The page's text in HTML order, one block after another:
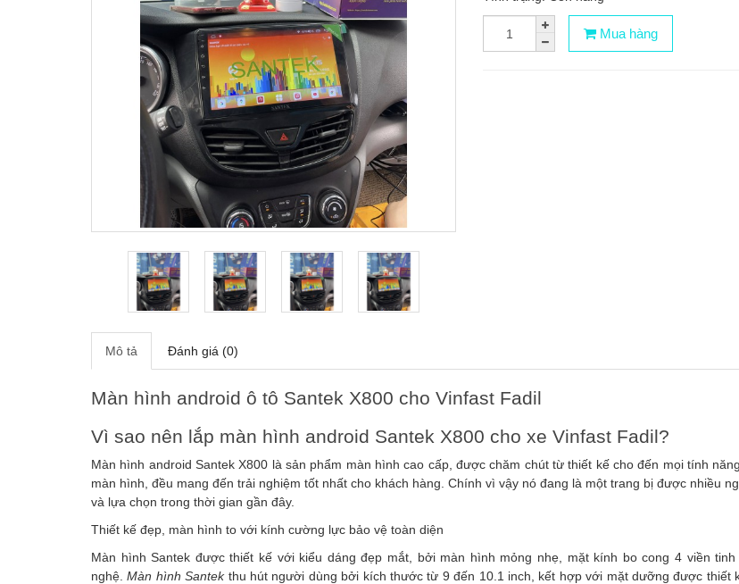
Mua hàng
Mô tả Đánh giá (0)
Màn hình android ô tô Santek X800 cho Vinfast Fadil
Vì sao nên lắp màn hình android Santek X800 cho xe Vinfast Fadil?
Màn hình android Santek X800 là sản phẩm màn hình cao cấp, được chăm chút từ thiết kế cho đến mọi tính
màn hình, đều mang đến trải nghiệm tốt nhất cho khách hàng. Chính vì vậy nó đang là một trang bị được nhiều
và lựa chọn trong thời gian gần đây.
Thiết kế đẹp, màn hình to với kính cường lực bảo vệ toàn diện
Màn hình Santek được thiết kế với kiểu dáng đẹp mắt, bởi màn hình mỏng nhẹ, mặt kính bo cong 4 viền
nghệ.Màn hình Santek thu hút người dùng bởi kích thước từ 9 đến 10.1 inch, kết hợp với mặt dưỡng được thiết